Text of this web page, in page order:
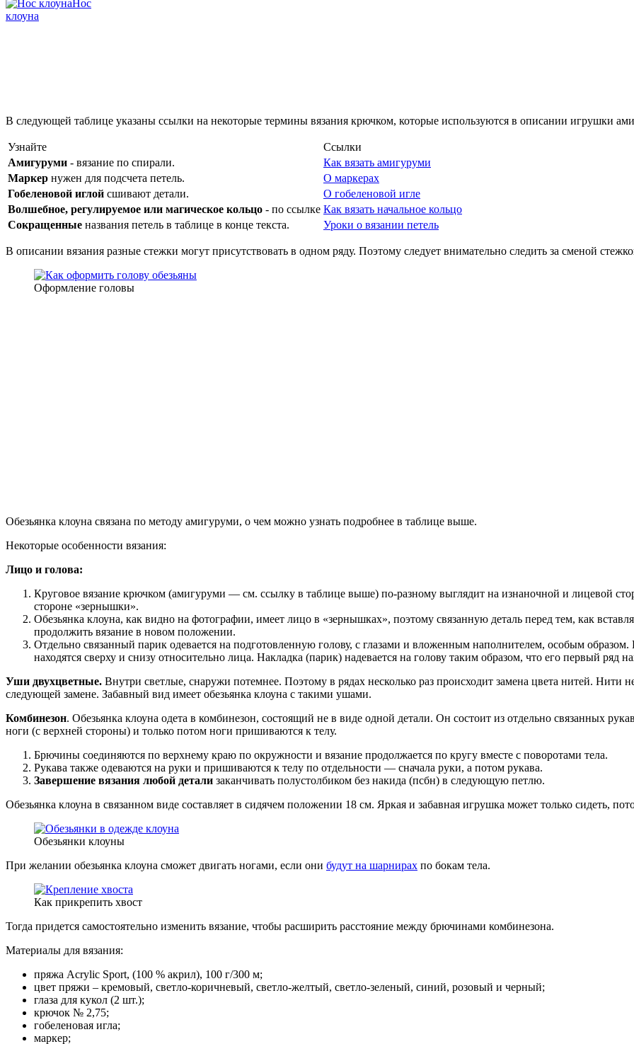
Нос
клоуна
В следующей таблице указаны ссылки на некоторые термины вязания крючком, которые используются в описании игрушки
Узнайте
Ссылки
Амигуруми - вязание по спирали.
Как вязать амигуруми
Маркер нужен для подсчета петель.
О маркерах
Гобеленовой иглой сшивают детали.
О гобеленовой игле
Волшебное, регулируемое или магическое кольцо - по ссылке Как вязать начальное кольцо
Сокращенные названия петель в таблице в конце текста. Уроки о вязании петель
В описании вязания разные стежки могут присутствовать в одном ряду. Поэтому следует внимательно следить за сменой
Оформление головы
Обезьянка клоуна связана по методу амигуруми, о чем можно узнать подробнее в таблице выше.
Некоторые особенности вязания:
Лицо и голова:
Круговое вязание крючком (амигуруми — см. ссылку в таблице выше) по-разному выглядит на изнаночной и лицевой
стороне «зернышки».
Обезьянка клоуна, как видно на фотографии, имеет лицо в «зернышках», поэтому связанную деталь перед тем, как
продолжить вязание в новом положении.
Отдельно связанный парик одевается на подготовленную голову, с глазами и вложенным наполнителем, особым
находятся сверху и снизу относительно лица. Накладка (парик) надевается на голову таким образом, что его первый ряд
Уши двухцветные. Внутри светлые, снаружи потемнее. Поэтому в рядах несколько раз происходит замена цвета нитей. Нити
следующей замене. Забавный вид имеет обезьянка клоуна с такими ушами.
Комбинезон. Обезьянка клоуна одета в комбинезон, состоящий не в виде одной детали. Он состоит из отдельно связанных
ноги (с верхней стороны) и только потом ноги пришиваются к телу.
Брючины соединяются по верхнему краю по окружности и вязание продолжается по кругу вместе с поворотами тела.
Рукава также одеваются на руки и пришиваются к телу по отдельности — сначала руки, а потом рукава.
Завершение вязания любой детали заканчивать полустолбиком без накида (псбн) в следующую петлю.
Обезьянка клоуна в связанном виде составляет в сидячем положении 18 см. Яркая и забавная игрушка может только сидеть,
Обезьянки клоуны
При желании обезьянка клоуна сможет двигать ногами, если они будут на шарнирах по бокам тела.
Как прикрепить хвост
Тогда придется самостоятельно изменить вязание, чтобы расширить расстояние между брючинами комбинезона.
Материалы для вязания:
пряжа Acrylic Sport, (100 % акрил), 100 г/300 м;
цвет пряжи – кремовый, светло-коричневый, светло-желтый, светло-зеленый, синий, розовый и черный;
глаза для кукол (2 шт.);
крючок № 2,75;
гобеленовая игла;
маркер;